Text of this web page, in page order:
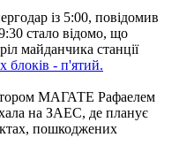
із 5:00, повідомив
стало відомо, що
майданчика станції
блоків - п'ятий.
МАГАТЕ Рафаелем
на ЗАЕС, де планує
пошкоджених